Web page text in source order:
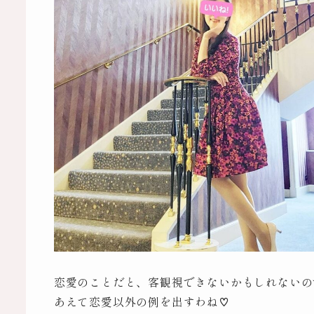
恋愛のことだと、客観視できないかもしれない
あえて恋愛以外の例を出すわね♡